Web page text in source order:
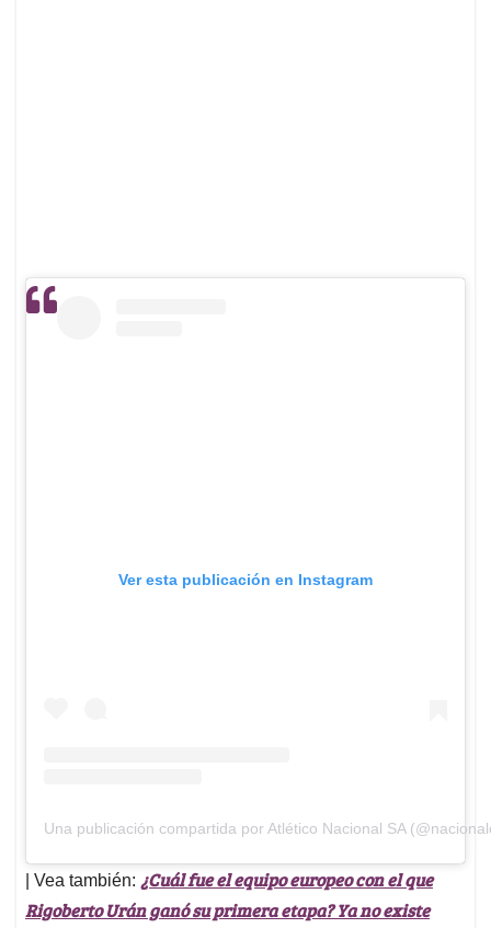
Ver esta publicación en Instagram
Una publicación compartida por Atlético Nacional SA
| Vea también: ¿Cuál fue el equipo europeo con el que
Rigoberto Urán ganó su primera etapa? Ya no existe